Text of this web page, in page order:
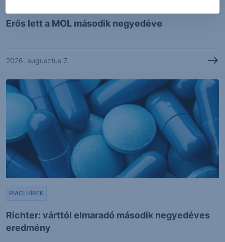
Erős lett a MOL második negyedéve
2026. augusztus 7.
Richter: várttól elmaradó második negyedéves
eredmény
PIACI HÍREK